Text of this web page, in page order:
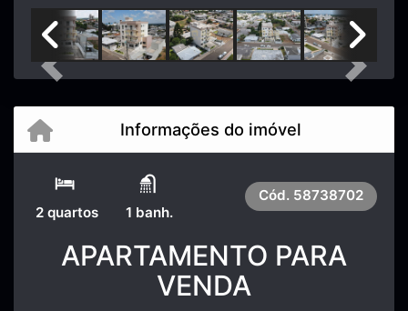
Previous Next
Informações do imóvel
2 quartos 1 banh.
Cód. 58738702
APARTAMENTO PARA
VENDA